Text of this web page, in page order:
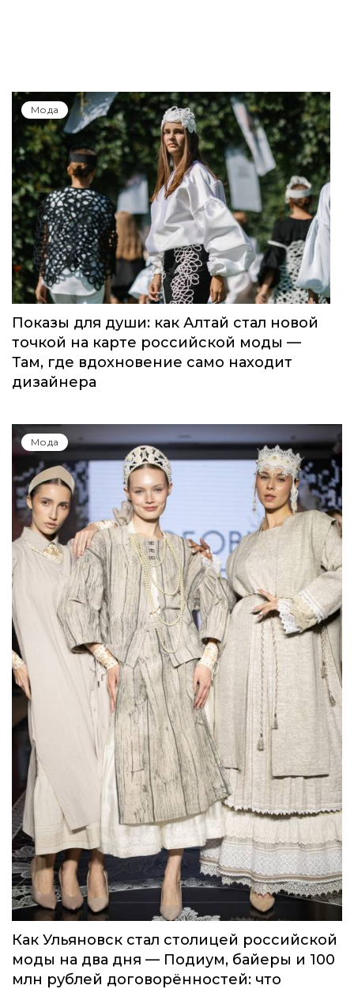
Мода
Показы для души: как Алтай стал новой
точкой на карте российской моды —
Там, где вдохновение само находит
дизайнера
Мода
Как Ульяновск стал столицей российской
моды на два дня — Подиум, байеры и 100
млн рублей договорённостей: что